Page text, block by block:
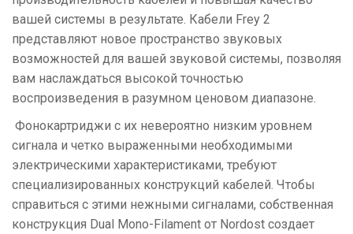
вашей системы в результате. Кабели Frey 2
представляют новое пространство звуковых
возможностей для вашей звуковой системы, позволяя
вам наслаждаться высокой точностью
воспроизведения в разумном ценовом диапазоне.
Фонокартриджи с их невероятно низким уровнем
сигнала и четко выраженными необходимыми
электрическими характеристиками, требуют
специализированных конструкций кабелей. Чтобы
справиться с этими нежными сигналами, собственная
конструкция Dual Mono-Filament от Nordost создает